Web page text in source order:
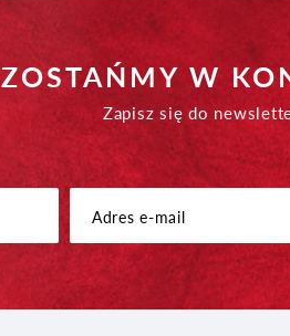
ZOSTAŃMY W
Zapisz się do